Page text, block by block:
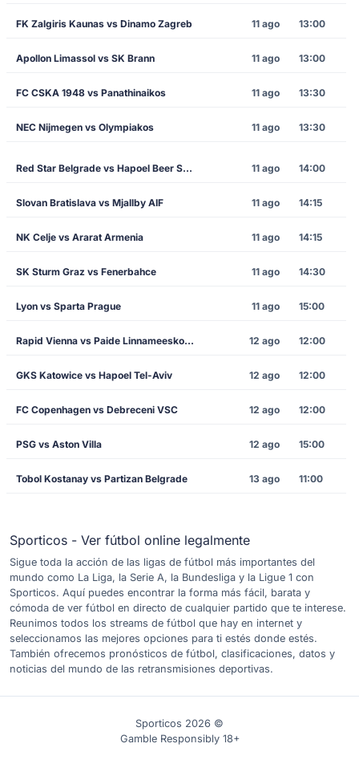
FK Zalgiris Kaunas vs Dinamo Zagreb 11 ago 13:00
Apollon Limassol vs SK Brann 11 ago 13:00
FC CSKA 1948 vs Panathinaikos 11 ago 13:30
NEC Nijmegen vs Olympiakos 11 ago 13:30
Red Star Belgrade vs Hapoel Beer Sheva 11 ago 14:00
Slovan Bratislava vs Mjallby AIF 11 ago 14:15
NK Celje vs Ararat Armenia 11 ago 14:15
SK Sturm Graz vs Fenerbahce 11 ago 14:30
Lyon vs Sparta Prague 11 ago 15:00
Rapid Vienna vs Paide Linnameeskond 12 ago 12:00
GKS Katowice vs Hapoel Tel-Aviv 12 ago 12:00
FC Copenhagen vs Debreceni VSC 12 ago 12:00
PSG vs Aston Villa 12 ago 15:00
Tobol Kostanay vs Partizan Belgrade 13 ago 11:00
Sporticos - Ver fútbol online legalmente
Sigue toda la acción de las ligas de fútbol más importantes del
mundo como La Liga, la Serie A, la Bundesliga y la Ligue 1 con
Sporticos. Aquí puedes encontrar la forma más fácil, barata y
cómoda de ver fútbol en directo de cualquier partido que te interese.
Reunimos todos los streams de fútbol que hay en internet y
seleccionamos las mejores opciones para ti estés donde estés.
También ofrecemos pronósticos de fútbol, clasificaciones, datos y
noticias del mundo de las retransmisiones deportivas.
Sporticos 2026 ©
Gamble Responsibly 18+